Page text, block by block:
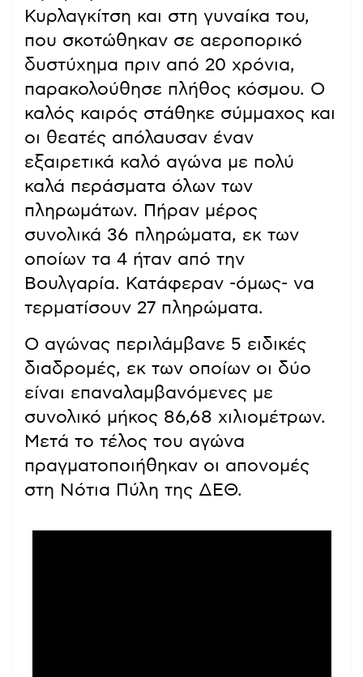
Κυρλαγκίτση και στη γυναίκα του,
που σκοτώθηκαν σε αεροπορικό
δυστύχημα πριν από 20 χρόνια,
παρακολούθησε πλήθος κόσμου. Ο
καλός καιρός στάθηκε σύμμαχος και
οι θεατές απόλαυσαν έναν
εξαιρετικά καλό αγώνα με πολύ
καλά περάσματα όλων των
πληρωμάτων. Πήραν μέρος
συνολικά 36 πληρώματα, εκ των
οποίων τα 4 ήταν από την
Βουλγαρία. Κατάφεραν -όμως- να
τερματίσουν 27 πληρώματα.
Ο αγώνας περιλάμβανε 5 ειδικές
διαδρομές, εκ των οποίων οι δύο
είναι επαναλαμβανόμενες με
συνολικό μήκος 86,68 χιλιομέτρων.
Μετά το τέλος του αγώνα
πραγματοποιήθηκαν οι απονομές
στη Νότια Πύλη της ΔΕΘ.